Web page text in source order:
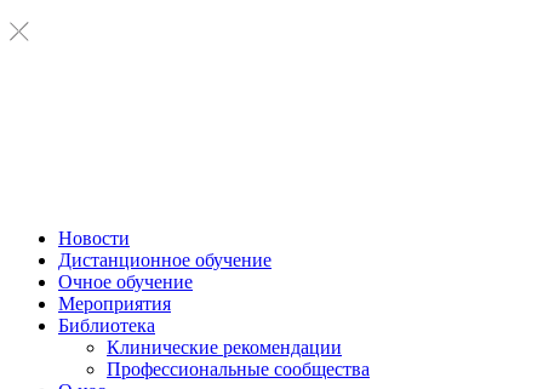
Новости
Дистанционное обучение
Очное обучение
Мероприятия
Библиотека
Клинические рекомендации
Профессиональные сообщества